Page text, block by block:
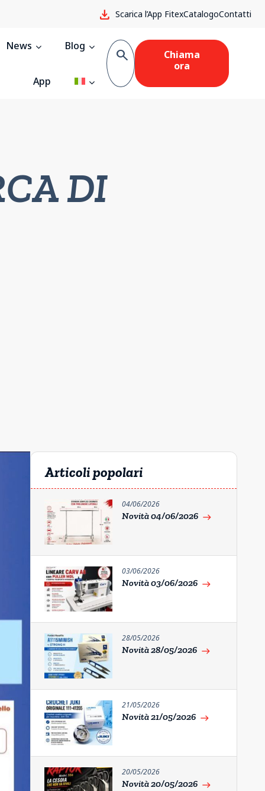
download Scarica l’App FitexCatalogoContatti
News Blog
App
search
Chiama
ora
DI
Articoli popolari
04/06/2026
Novità 04/06/2026 east
03/06/2026
Novità 03/06/2026 east
28/05/2026
Novità 28/05/2026 east
21/05/2026
Novità 21/05/2026 east
20/05/2026
Novità 20/05/2026 east